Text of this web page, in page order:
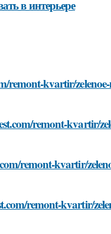
в интерьере
kvartir/
remont-kvartir/
remont-kvartir/
remont-kvartir/